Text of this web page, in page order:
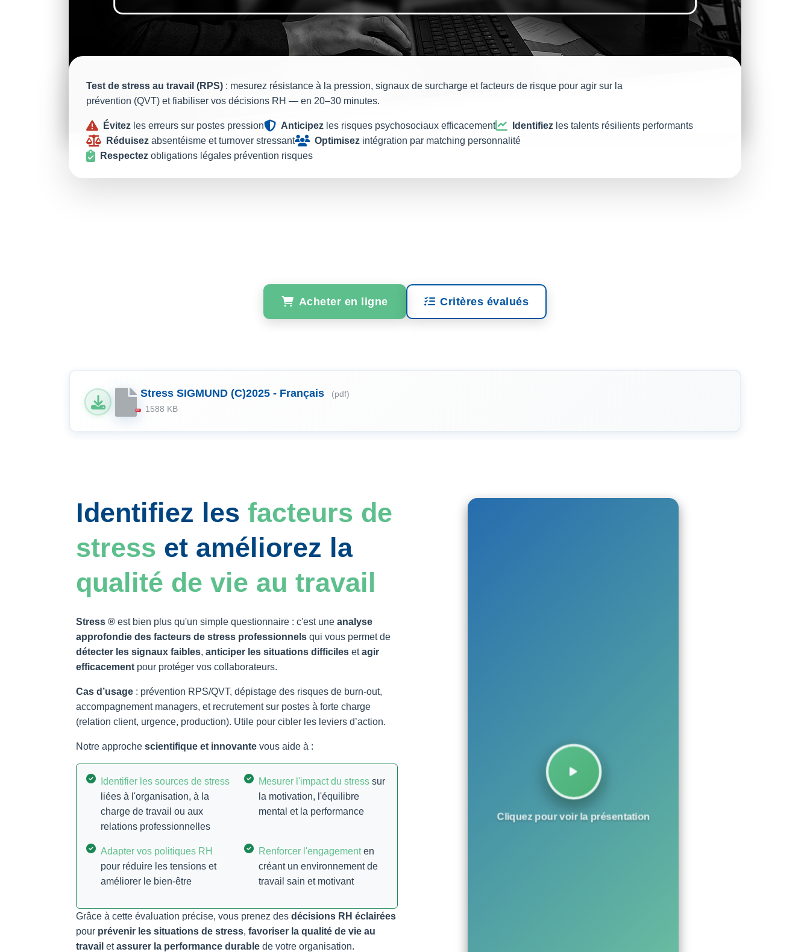
Test de stress au travail (RPS) : mesurez résistance à la pression, signaux de surcharge et facteurs de risque pour agir sur la
prévention (QVT) et fiabiliser vos décisions RH — en 20–30 minutes.
Évitez les erreurs sur postes pression Anticipez les risques psychosociaux efficacement Identifiez les talents résilients performants
Réduisez absentéisme et turnover stressant Optimisez intégration par matching personnalité
Respectez obligations légales prévention risques
Acheter en ligne Critères évalués
PDF
Stress SIGMUND (C)2025 - Français
(pdf)
1588 KB
Identifiez les facteurs de
stress et améliorez la
qualité de vie au travail
Stress ® est bien plus qu'un simple questionnaire : c'est une analyse
approfondie des facteurs de stress professionnels qui vous permet de
détecter les signaux faibles, anticiper les situations difficiles etagir
efficacement pour protéger vos collaborateurs.
Cas d’usage : prévention RPS/QVT, dépistage des risques de burn-out,
accompagnement managers, et recrutement sur postes à forte charge
(relation client, urgence, production). Utile pour cibler les leviers d’action.
Notre approche scientifique et innovante vous aide à :
Identifier les sources de stress
liées à l'organisation, à la
charge de travail ou aux
relations professionnelles
Mesurer l'impact du stress sur
la motivation, l'équilibre
mental et la performance
Adapter vos politiques RH
pour réduire les tensions et
améliorer le bien-être
Renforcer l'engagementen
créant un environnement de
travail sain et motivant
Grâce à cette évaluation précise, vous prenez des décisions RH éclairées
pour prévenir les situations de stress, favoriser la qualité de vie au
travail etassurer la performance durable de votre organisation.
Cliquez pour voir la présentation